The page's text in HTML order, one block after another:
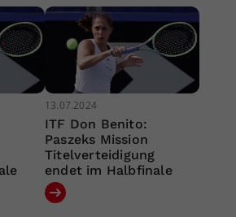
13.07.2024
ITF Don Benito:
Paszeks Mission
Titelverteidigung
endet im Halbfinale